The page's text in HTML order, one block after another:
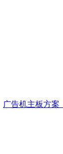
广告机主板方案